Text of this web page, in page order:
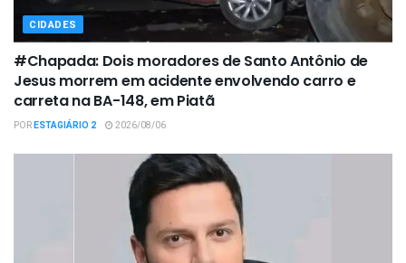
CIDADES
#Chapada: Dois moradores de Santo Antônio de
Jesus morrem em acidente envolvendo carro e
carreta na BA-148, em Piatã
PORESTAGIÁRIO 2 2026/08/06